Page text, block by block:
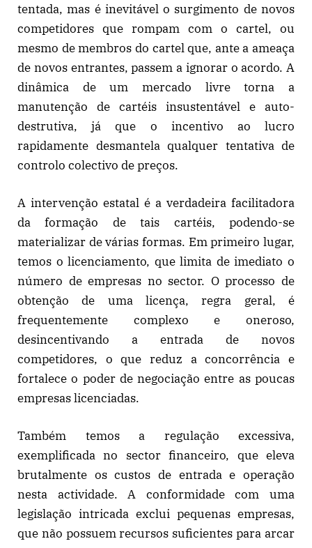
tentada, mas é inevitável o surgimento de novos
competidores que rompam com o cartel, ou
mesmo de membros do cartel que, ante a ameaça
de novos entrantes, passem a ignorar o acordo. A
dinâmica de um mercado livre torna a
manutenção de cartéis insustentável e auto-
destrutiva, já que o incentivo ao lucro
rapidamente desmantela qualquer tentativa de
controlo colectivo de preços.
A intervenção estatal é a verdadeira facilitadora
da formação de tais cartéis, podendo-se
materializar de várias formas. Em primeiro lugar,
temos o licenciamento, que limita de imediato o
número de empresas no sector. O processo de
obtenção de uma licença, regra geral, é
frequentemente complexo e oneroso,
desincentivando a entrada de novos
competidores, o que reduz a concorrência e
fortalece o poder de negociação entre as poucas
empresas licenciadas.
Também temos a regulação excessiva,
exemplificada no sector financeiro, que eleva
brutalmente os custos de entrada e operação
nesta actividade. A conformidade com uma
legislação intricada exclui pequenas empresas,
que não possuem recursos suficientes para arcar